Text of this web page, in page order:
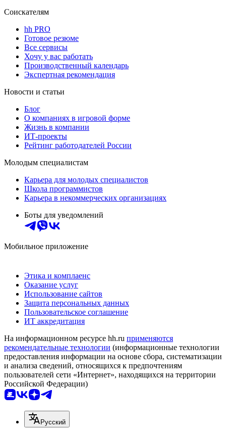
Соискателям
hh PRO
Готовое резюме
Все сервисы
Хочу у вас работать
Производственный календарь
Экспертная рекомендация
Новости и статьи
Блог
О компаниях в игровой форме
Жизнь в компании
ИТ-проекты
Рейтинг работодателей России
Молодым специалистам
Карьера для молодых специалистов
Школа программистов
Карьера в некоммерческих организациях
Боты для уведомлений
Мобильное приложение
Этика и комплаенс
Оказание услуг
Использование сайтов
Защита персональных данных
Пользовательское соглашение
ИТ аккредитация
На информационном ресурсе hh.ru применяются
рекомендательные технологии (информационные технологии
предоставления информации на основе сбора, систематизации
и анализа сведений, относящихся к предпочтениям
пользователей сети «Интернет», находящихся на территории
Российской Федерации)
Русский